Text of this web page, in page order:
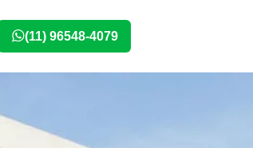
(11) 96548-4079